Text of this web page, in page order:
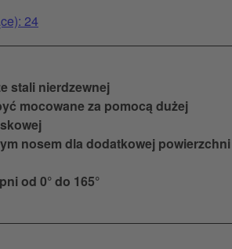
24
stali nierdzewnej
mocowane za pomocą dużej
nosem dla dodatkowej powierzchni
od 0° do 165°